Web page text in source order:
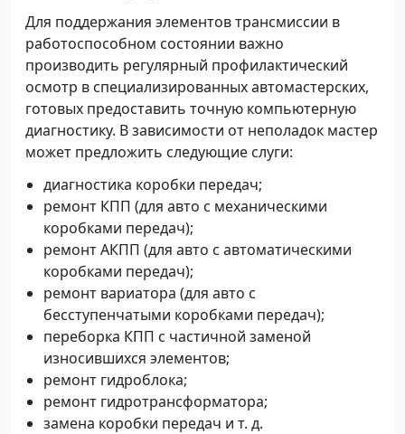
Для поддержания элементов трансмиссии в
работоспособном состоянии важно
производить регулярный профилактический
осмотр в специализированных автомастерских,
готовых предоставить точную компьютерную
диагностику. В зависимости от неполадок мастер
может предложить следующие слуги:
диагностика коробки передач;
ремонт КПП (для авто с механическими
коробками передач);
ремонт АКПП (для авто с автоматическими
коробками передач);
ремонт вариатора (для авто с
бесступенчатыми коробками передач);
переборка КПП с частичной заменой
износившихся элементов;
ремонт гидроблока;
ремонт гидротрансформатора;
замена коробки передач и т. д.